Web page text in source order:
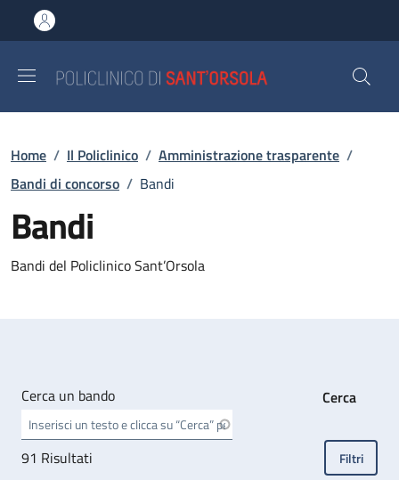
al contenuto principale
to footer content
Briciole di pane
Home / Il Policlinico / Amministrazione trasparente /
Bandi di concorso / Bandi
Bandi
Bandi del Policlinico Sant’Orsola
Cerca un bando
Filtri
91 Risultati